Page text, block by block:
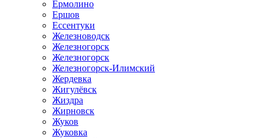
Ермолино
Ершов
Ессентуки
Железноводск
Железногорск
Железногорск
Железногорск-Илимский
Жердевка
Жигулёвск
Жиздра
Жирновск
Жуков
Жуковка